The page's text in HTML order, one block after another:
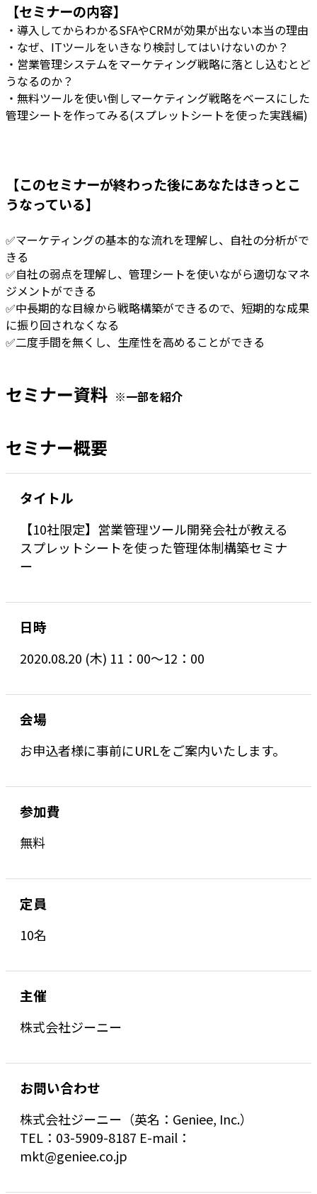
【セミナーの内容】
・導入してからわかるSFAやCRMが効果が出ない本当の理由
・なぜ、ITツールをいきなり検討してはいけないのか？
・営業管理システムをマーケティング戦略に落とし込むとど
うなるのか？
・無料ツールを使い倒しマーケティング戦略をベースにした
管理シートを作ってみる(スプレットシートを使った実践編)
【このセミナーが終わった後にあなたはきっとこ
うなっている】
✅マーケティングの基本的な流れを理解し、自社の分析がで
きる
✅自社の弱点を理解し、管理シートを使いながら適切なマネ
ジメントができる
✅中長期的な目線から戦略構築ができるので、短期的な成果
に振り回されなくなる
✅二度手間を無くし、生産性を高めることができる
セミナー資料 ※一部を紹介
セミナー概要
タイトル
【10社限定】営業管理ツール開発会社が教える
スプレットシートを使った管理体制構築セミナ
ー
日時
2020.08.20 (木) 11：00～12：00
会場
お申込者様に事前にURLをご案内いたします。
参加費
無料
定員
10名
主催
株式会社ジーニー
お問い合わせ
株式会社ジーニー（英名：Geniee, Inc.）
TEL：03-5909-8187 E-mail：
mkt@geniee.co.jp